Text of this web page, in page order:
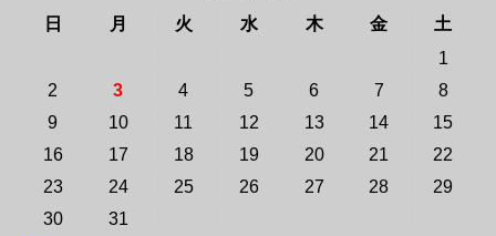
日
月 火 水 木 金
土
1
2
3 4 5 6 7
8
9
10 11 12 13 14
15
16
17 18 19 20 21
22
23
24 25 26 27 28
29
30
31